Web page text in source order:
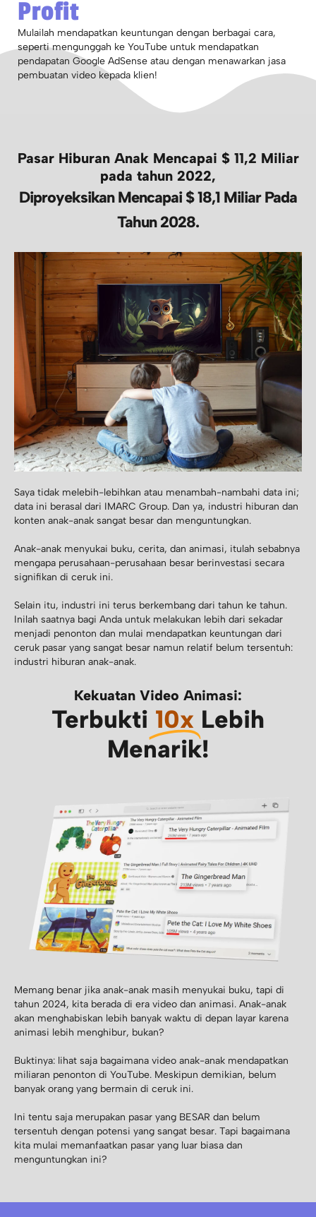
Profit
Mulailah mendapatkan keuntungan dengan berbagai cara,
seperti mengunggah ke YouTube untuk mendapatkan
pendapatan Google AdSense atau dengan menawarkan jasa
pembuatan video kepada klien!
Pasar Hiburan Anak Mencapai $ 11,2 Miliar
pada tahun 2022,
Diproyeksikan Mencapai $ 18,1 Miliar Pada
Tahun 2028.
Saya tidak melebih-lebihkan atau menambah-nambahi data ini;
data ini berasal dari IMARC Group. Dan ya, industri hiburan dan
konten anak-anak sangat besar dan menguntungkan.
Anak-anak menyukai buku, cerita, dan animasi, itulah sebabnya
mengapa perusahaan-perusahaan besar berinvestasi secara
signifikan di ceruk ini.
Selain itu, industri ini terus berkembang dari tahun ke tahun.
Inilah saatnya bagi Anda untuk melakukan lebih dari sekadar
menjadi penonton dan mulai mendapatkan keuntungan dari
ceruk pasar yang sangat besar namun relatif belum tersentuh:
industri hiburan anak-anak.
Kekuatan Video Animasi:
Terbukti 10x Lebih
Menarik!
Memang benar jika anak-anak masih menyukai buku, tapi di
tahun 2024, kita berada di era video dan animasi. Anak-anak
akan menghabiskan lebih banyak waktu di depan layar karena
animasi lebih menghibur, bukan?
Buktinya: lihat saja bagaimana video anak-anak mendapatkan
miliaran penonton di YouTube. Meskipun demikian, belum
banyak orang yang bermain di ceruk ini.
Ini tentu saja merupakan pasar yang BESAR dan belum
tersentuh dengan potensi yang sangat besar. Tapi bagaimana
kita mulai memanfaatkan pasar yang luar biasa dan
menguntungkan ini?